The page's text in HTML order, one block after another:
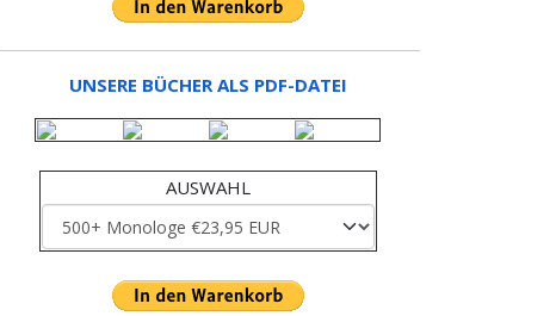
UNSERE BÜCHER ALS PDF-DATEI
AUSWAHL